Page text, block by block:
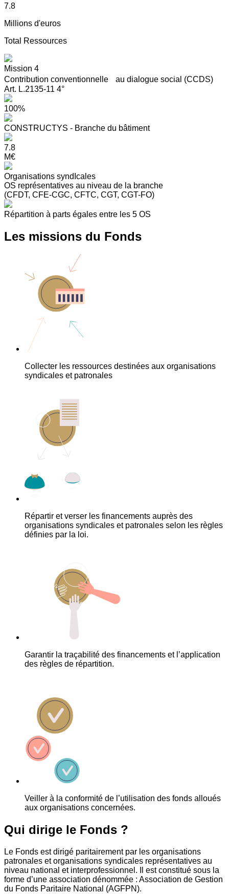
7.8
Millions d'euros
Total Ressources
Mission 4
Contribution conventionnelle au dialogue social (CCDS)
Art. L.2135-11 4°
100%
CONSTRUCTYS - Branche du bâtiment
7.8
M€
Organisations syndIcales
OS représentatives au niveau de la branche
(CFDT, CFE-CGC, CFTC, CGT, CGT-FO)
Répartition à parts égales entre les 5 OS
Les missions du Fonds
Collecter les ressources destinées aux organisations
syndicales et patronales
Répartir et verser les financements auprès des
organisations syndicales et patronales selon les règles
définies par la loi.
Garantir la traçabilité des financements et l’application
des règles de répartition.
Veiller à la conformité de l’utilisation des fonds alloués
aux organisations concernées.
Qui dirige le Fonds ?
Le Fonds est dirigé paritairement par les organisations
patronales et organisations syndicales représentatives au
niveau national et interprofessionnel. Il est constitué sous la
forme d’une association dénommée : Association de Gestion
du Fonds Paritaire National (AGFPN).